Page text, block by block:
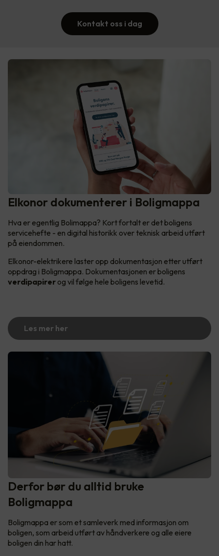
Kontakt oss i dag
Elkonor dokumenterer i Boligmappa
Hva er egentlig Bolimappa? Kort fortalt er det boligens
servicehefte - en digital historikk over teknisk arbeid utført
på eiendommen.
Elkonor-elektrikere laster opp dokumentasjon etter utført
oppdrag i Boligmappa. Dokumentasjonen er boligens
verdipapirer og vil følge hele boligens levetid.
Les mer her
Derfor bør du alltid bruke
Boligmappa
Boligmappa er som et samleverk med informasjon om
boligen, som arbeid utført av håndverkere og alle eiere
boligen din har hatt.